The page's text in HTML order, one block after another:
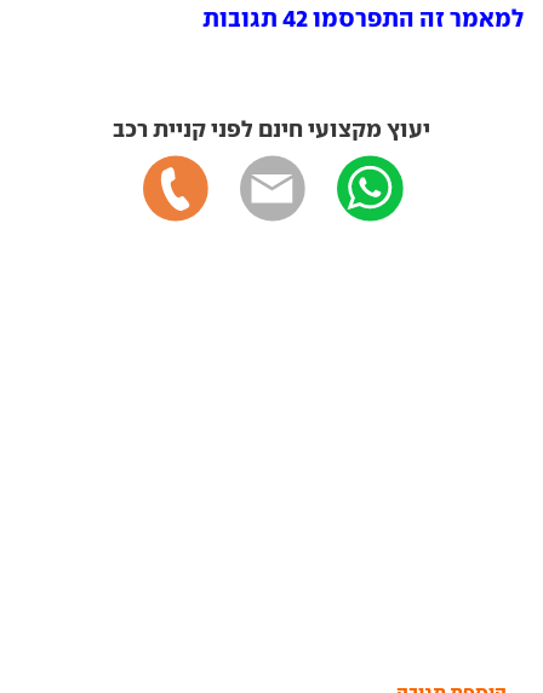
למאמר זה התפרסמו 42 תגובות
יעוץ מקצועי חינם לפני קניית רכב